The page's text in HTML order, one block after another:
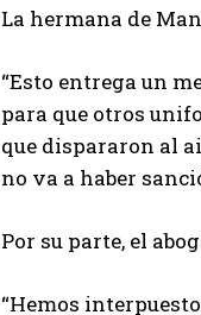
La hermana de
“Esto entrega un
para que otros
que dispararon al
no va a haber
Por su parte, el
“Hemos